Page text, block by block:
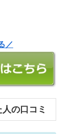
／
の口コミ